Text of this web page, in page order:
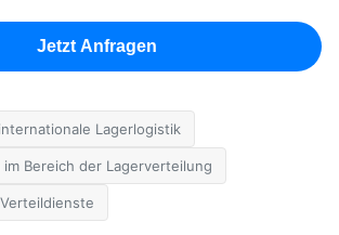
Jetzt Anfragen
internationale Lagerlogistik
Bereich der Lagerverteilung